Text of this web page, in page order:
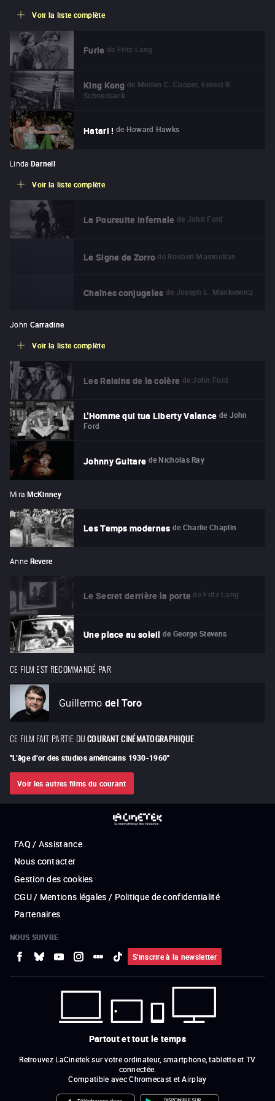
Voir la liste complète
Furie de Fritz Lang
King Kong de Merian C. Cooper, Ernest B.
Schoedsack
Hatari ! de Howard Hawks
Linda Darnell
Voir la liste complète
La Poursuite infernale de John Ford
Le Signe de Zorro de Rouben Mamoulian
Chaînes conjugales de Joseph L. Mankiewicz
John Carradine
Voir la liste complète
Les Raisins de la colère de John Ford
L'Homme qui tua Liberty Valance de John
Ford
Johnny Guitare de Nicholas Ray
Mira McKinney
Les Temps modernes de Charlie Chaplin
Anne Revere
Le Secret derrière la porte de Fritz Lang
Une place au soleil de George Stevens
CE FILM EST RECOMMANDÉ PAR
Guillermo del Toro
CE FILM FAIT PARTIE DUCOURANT CINÉMATOGRAPHIQUE
"L’âge d’or des studios américains 1930-1960"
Voir les autres films du courant
FAQ / Assistance
Nous contacter
Gestion des cookies
CGU / Mentions légales / Politique de confidentialité
Partenaires
NOUS SUIVRE
S'inscrire à la newsletter
Partout et tout le temps
Retrouvez LaCinetek sur votre ordinateur, smartphone, tablette et TV
connectée.
Compatible avec Chromecast et Airplay